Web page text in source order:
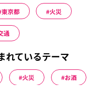
東京都 火災
通
れているテーマ
火災 お酒